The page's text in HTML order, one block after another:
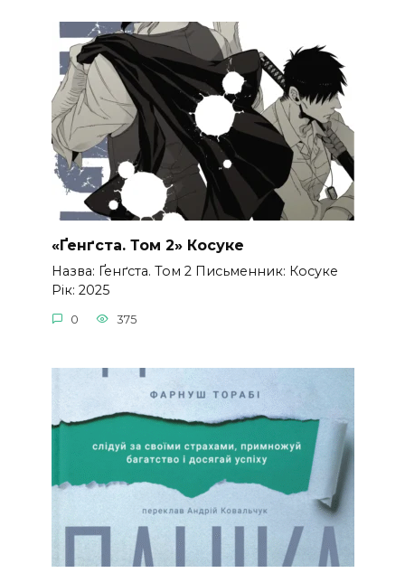
«Ґенґста. Том 2» Косуке
Назва: Ґенґста. Том 2 Письменник: Косуке
Рік: 2025
0 375